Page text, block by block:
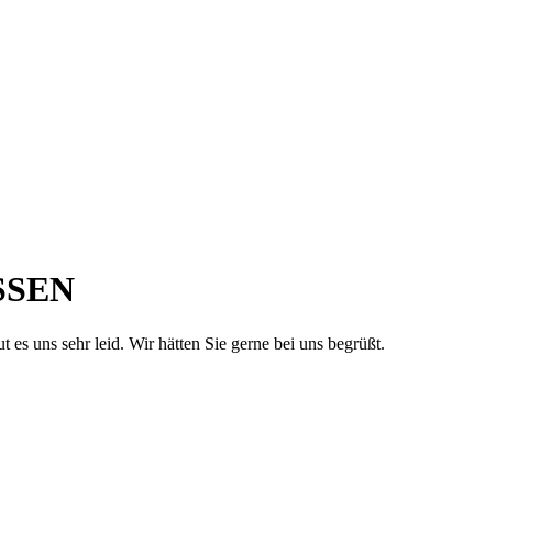
uns sehr leid. Wir hätten Sie gerne bei uns begrüßt.